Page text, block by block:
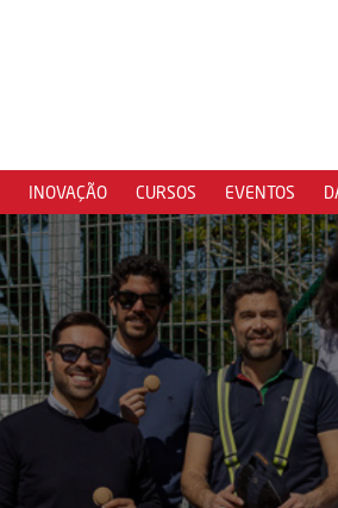
INOVAÇÃO CURSOS EVENTOS